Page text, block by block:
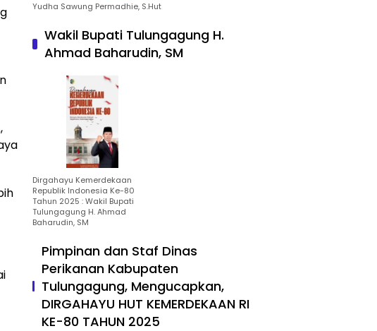
Yudha Sawung Permadhie, S.Hut
Wakil Bupati Tulungagung H.
Ahmad Baharudin, SM
Dirgahayu Kemerdekaan
Republik Indonesia Ke-80
Tahun 2025 : Wakil Bupati
Tulungagung H. Ahmad
Baharudin, SM
Pimpinan dan Staf Dinas
Perikanan Kabupaten
Tulungagung, Mengucapkan,
DIRGAHAYU HUT KEMERDEKAAN RI
KE-80 TAHUN 2025